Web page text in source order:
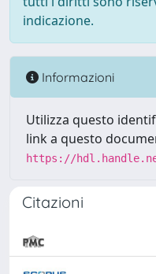
indicazione.
Informazioni
Utilizza questo
link a questo
https://
Citazioni